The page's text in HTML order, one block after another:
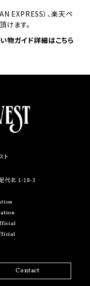
EXPRESS）、楽天ペ
けます。
物ガイド詳細はこちら
ト
代北 1-18-3
Contact